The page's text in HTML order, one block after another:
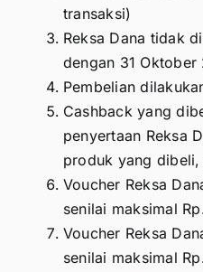
transaksi)
Reksa Dana tidak
dengan 31 Oktober
Pembelian
Cashback yang
penyertaan Reksa
produk yang dibeli,
Voucher Reksa
senilai maksimal
Voucher Reksa
senilai maksimal